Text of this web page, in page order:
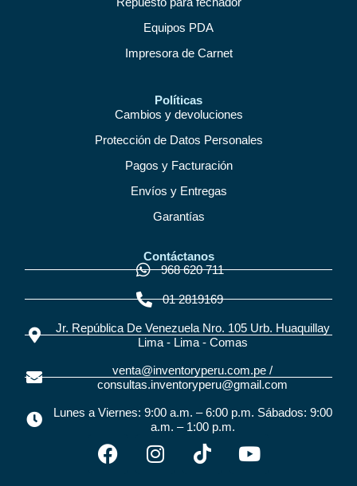
Equipos PDA
Impresora de Carnet
Políticas
Cambios y devoluciones
Protección de Datos Personales
Pagos y Facturación
Envíos y Entregas
Garantías
Contáctanos
968 620 711
01 2819169
Jr. República De Venezuela Nro. 105 Urb. Huaquillay
Lima - Lima - Comas
venta@inventoryperu.com.pe /
consultas.inventoryperu@gmail.com
Lunes a Viernes: 9:00 a.m. – 6:00 p.m. Sábados: 9:00
a.m. – 1:00 p.m.